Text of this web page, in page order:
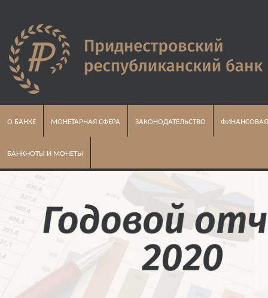
О БАНКЕ МОНЕТАРНАЯ СФЕРА ЗАКОНОДАТЕЛЬСТВО
БАНКНОТЫ И МОНЕТЫ